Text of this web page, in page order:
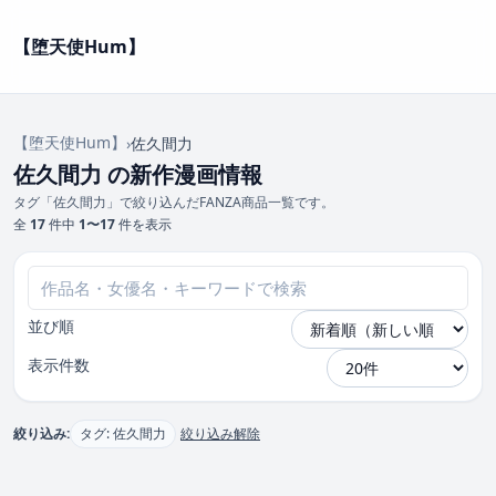
【堕天使Hum】
【堕天使Hum】 ›佐久間力
佐久間力 の新作漫画情報
タグ「佐久間力」で絞り込んだFANZA商品一覧です。
全 17件中 1〜17件を表示
並び順
表示件数
絞り込み: タグ: 佐久間力 絞り込み解除